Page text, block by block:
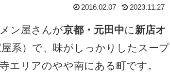
2016.02.07 2023.11.27
ン屋さんが京都・元田中に 新店オ
屋系）で、味がしっかりしたスープ
エリアのやや南にある町です。